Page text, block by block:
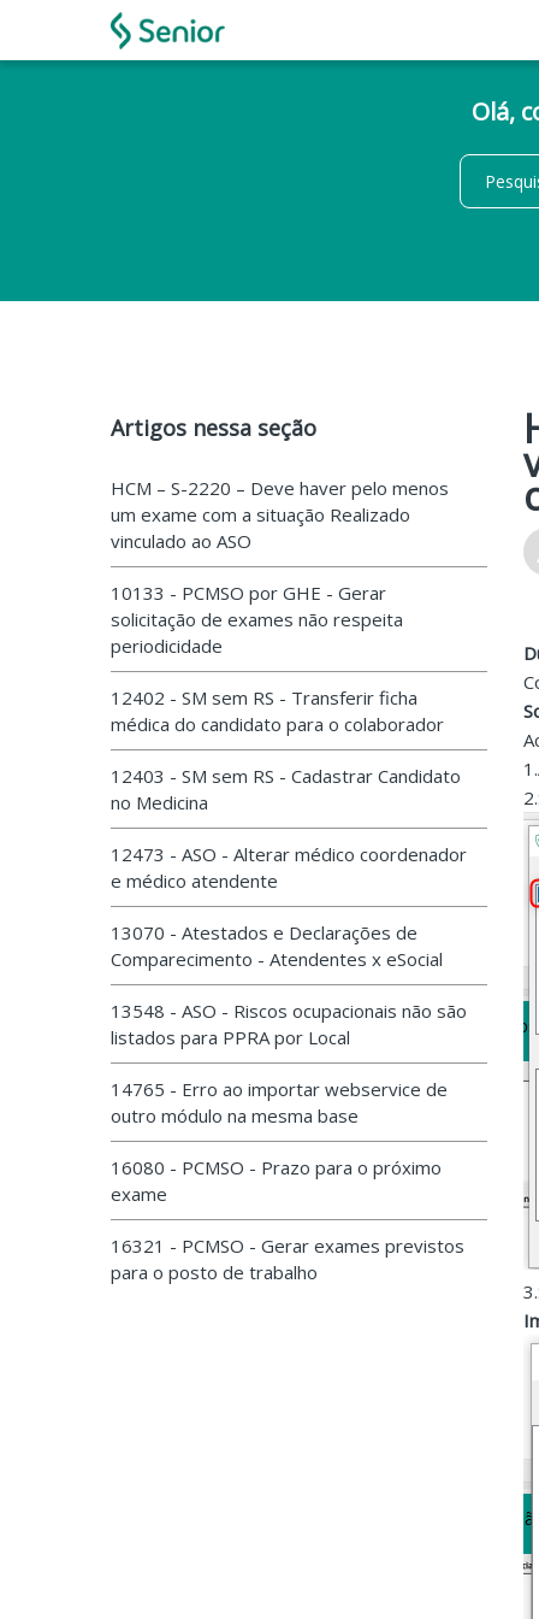
Olá,
Artigos nessa seção
HCM – S-2220 – Deve haver pelo menos
um exame com a situação Realizado
vinculado ao ASO
10133 - PCMSO por GHE - Gerar
solicitação de exames não respeita
periodicidade
12402 - SM sem RS - Transferir ficha
médica do candidato para o colaborador
12403 - SM sem RS - Cadastrar Candidato
no Medicina
12473 - ASO - Alterar médico coordenador
e médico atendente
13070 - Atestados e Declarações de
Comparecimento - Atendentes x eSocial
13548 - ASO - Riscos ocupacionais não são
listados para PPRA por Local
14765 - Erro ao importar webservice de
outro módulo na mesma base
16080 - PCMSO - Prazo para o próximo
exame
16321 - PCMSO - Gerar exames previstos
para o posto de trabalho